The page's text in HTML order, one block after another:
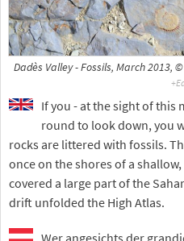
Dadès Valley - Fossils, March 2013, ©
If you - at the sight of this
round to look down, you
rocks are littered with fossils.
once on the shores of a
covered a large part of the
drift unfolded the High Atlas.
Wer angesichts der